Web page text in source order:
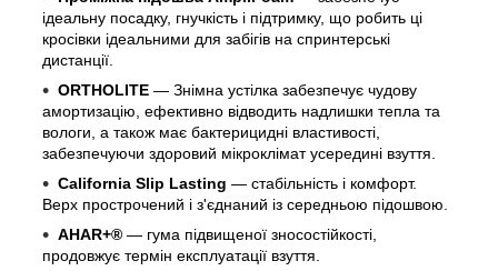
ідеальну посадку, гнучкість і підтримку, що робить ці
кросівки ідеальними для забігів на спринтерські
дистанції.
ORTHOLITE — Знімна устілка забезпечує чудову
амортизацію, ефективно відводить надлишки тепла та
вологи, а також має бактерицидні властивості,
забезпечуючи здоровий мікроклімат усередині взуття.
California Slip Lasting — стабільність і комфорт.
Верх прострочений і з'єднаний із середньою підошвою.
AHAR+® — гума підвищеної зносостійкості,
продовжує термін експлуатації взуття.